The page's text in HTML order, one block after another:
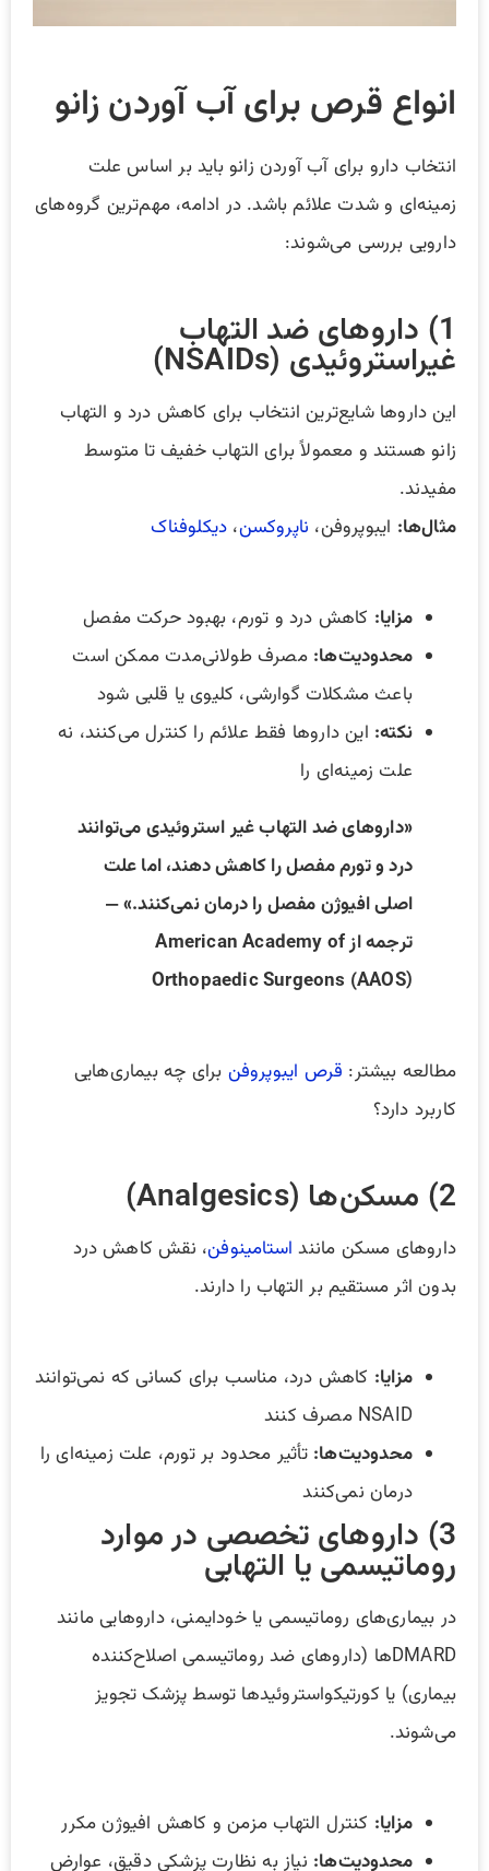
انواع قرص برای آب آوردن زانو
انتخاب دارو برای آب آوردن زانو باید بر اساس علت
زمینه‌ای و شدت علائم باشد. در ادامه، مهم‌ترین گروه‌های
دارویی بررسی می‌شوند:
1) داروهای ضد التهاب
غیراستروئیدی (NSAIDs)
این داروها شایع‌ترین انتخاب برای کاهش درد و التهاب
زانو هستند و معمولاً برای التهاب خفیف تا متوسط
مفیدند.
مثال‌ها: ایبوپروفن، ناپروکسن، دیکلوفناک
مزایا: کاهش درد و تورم، بهبود حرکت مفصل
محدودیت‌ها: مصرف طولانی‌مدت ممکن است
باعث مشکلات گوارشی، کلیوی یا قلبی شود
نکته: این داروها فقط علائم را کنترل می‌کنند، نه
علت زمینه‌ای را
«داروهای ضد التهاب غیر استروئیدی می‌توانند
درد و تورم مفصل را کاهش دهند، اما علت
اصلی افیوژن مفصل را درمان نمی‌کنند.» —
ترجمه از American Academy of
Orthopaedic Surgeons (AAOS)
مطالعه بیشتر: قرص ایبوپروفن برای چه بیماری‌هایی
کاربرد دارد؟
2) مسکن‌ها (Analgesics)
داروهای مسکن مانند استامینوفن، نقش کاهش درد
بدون اثر مستقیم بر التهاب را دارند.
مزایا: کاهش درد، مناسب برای کسانی که نمی‌توانند
NSAID مصرف کنند
محدودیت‌ها: تأثیر محدود بر تورم، علت زمینه‌ای را
درمان نمی‌کنند
3) داروهای تخصصی در موارد
روماتیسمی یا التهابی
در بیماری‌های روماتیسمی یا خودایمنی، داروهایی مانند
DMARDها (داروهای ضد روماتیسمی اصلاح‌کننده
بیماری) یا کورتیکواستروئیدها توسط پزشک تجویز
می‌شوند.
مزایا: کنترل التهاب مزمن و کاهش افیوژن مکرر
محدودیت‌ها: نیاز به نظارت پزشکی دقیق، عوارض